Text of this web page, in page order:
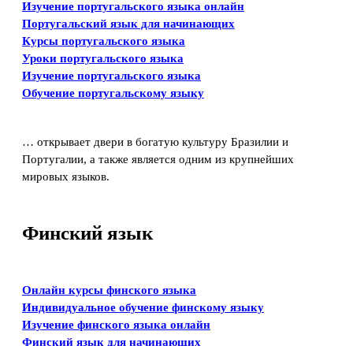
Изучение португальского языка онлайн
Португальский язык для начинающих
Курсы португальского языка
Уроки португальского языка
Изучение португальского языка
Обучение португальскому языку
… открывает двери в богатую культуру Бразилии и
Португалии, а также является одним из крупнейших
мировых языков.
Финский язык
Онлайн курсы финского языка
Индивидуальное обучение финскому языку
Изучение финского языка онлайн
Финский язык для начинающих